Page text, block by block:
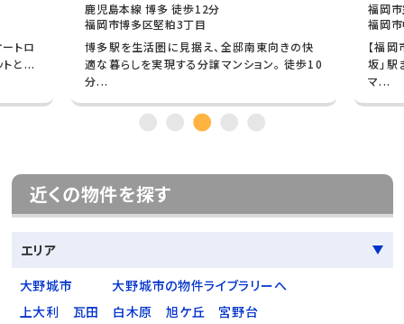
トロ
トと...
鹿児島本線 博多 徒歩12分
福岡市博多区堅粕3丁目
博多駅を生活圏に見据え、全邸南東向きの快
適な暮らしを実現する分譲マンション。 徒歩10
分...
福岡
福岡
【福
坂」
マ...
近くの物件を探す
エリア
大野城市
大野城市の物件ライブラリーへ
上大利
瓦田 白木原 旭ケ丘
宮野台